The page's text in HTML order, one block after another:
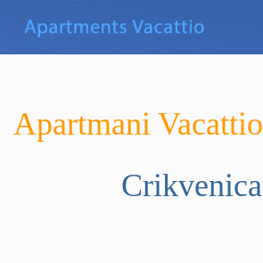
Apartmani Vacattio
Crikvenica